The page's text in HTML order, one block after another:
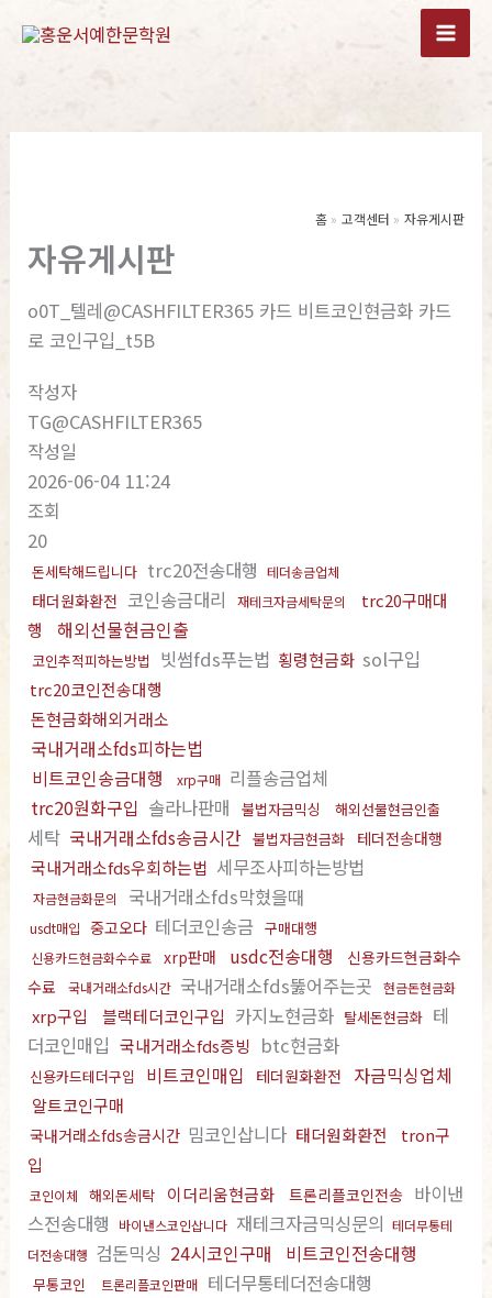
홈 고객센터 자유게시판
자유게시판
o0T_텔레@CASHFILTER365 카드 비트코인현금화 카드
로 코인구입_t5B
작성자
TG@CASHFILTER365
작성일
2026-06-04 11:24
조회
20
돈세탁해드립니다 trc20전송대행 테더송금업체
태더원화환전 코인송금대리 재테크자금세탁문의
trc20구매대
행
해외선물현금인출
코인추적피하는방법 빗썸fds푸는법 횡령현금화 sol구입
trc20코인전송대행
돈현금화해외거래소
국내거래소fds피하는법
비트코인송금대행
xrp구매 리플송금업체
trc20원화구입 솔라나판매 불법자금믹싱 해외선물현금인출
세탁 국내거래소fds송금시간 불법자금현금화 테더전송대행
국내거래소fds우회하는법 세무조사피하는방법
자금현금화문의 국내거래소fds막혔을때
usdt매입 중고오다 테더코인송금 구매대행
신용카드현금화수수료 xrp판매 usdc전송대행
신용카드현금화수
수료
국내거래소fds시간 국내거래소fds뚫어주는곳 현금돈현금화
xrp구입 블랙테더코인구입 카지노현금화 탈세돈현금화 테
더코인매입 국내거래소fds증빙 btc현금화
신용카드테더구입 비트코인매입 테더원화환전 자금믹싱업체
알트코인구매
국내거래소fds송금시간 밈코인삽니다 태더원화환전
tron구
입
코인이체 해외돈세탁 이더리움현금화 트론리플코인전송 바이낸
스전송대행
바이낸스코인삽니다 재테크자금믹싱문의 테더무통테
더전송대행 검돈믹싱 24시코인구매 비트코인전송대행
무통코인 트론리플코인판매 테더무통테더전송대행